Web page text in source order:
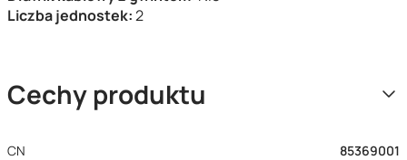
Liczba jednostek:2
Cechy produktu
CN
85369001